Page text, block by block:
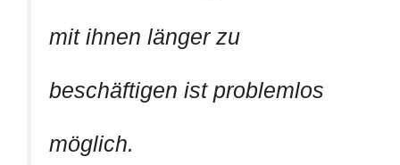
mit ihnen länger zu
beschäftigen ist problemlos
möglich.